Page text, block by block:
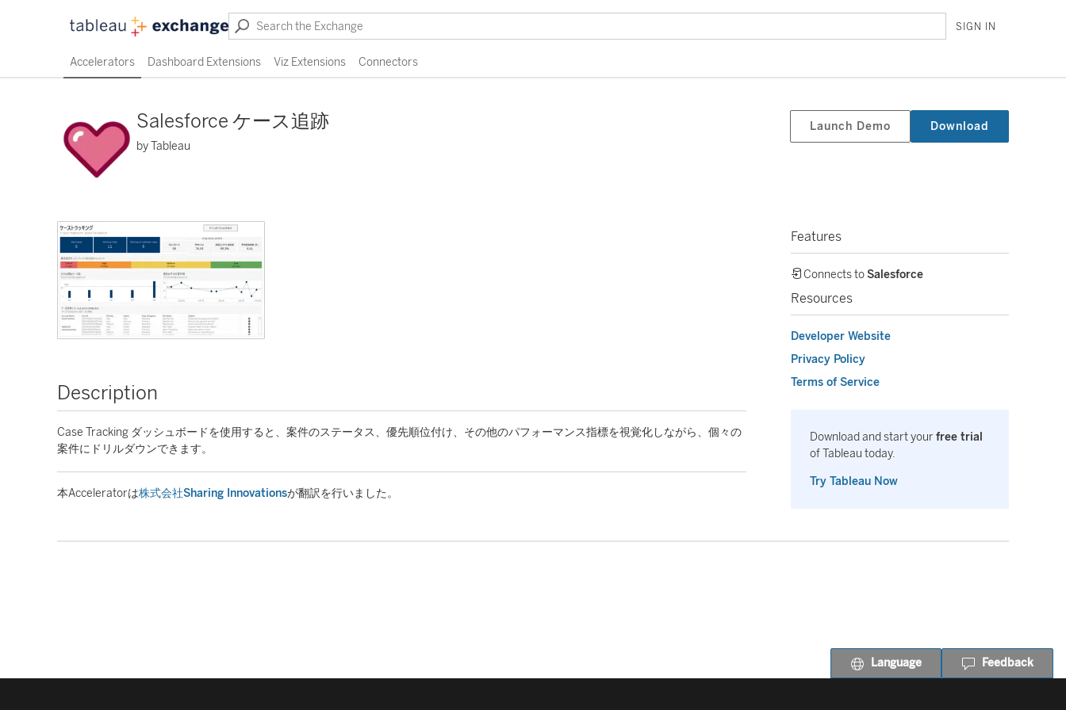
SIGN IN
Accelerators Dashboard Extensions Viz Extensions Connectors
Salesforce ケース追跡
by Tableau
Launch Demo Download
Description
Case Tracking ダッシュボードを使用すると、案件のステータス、優先順位付け、その他のパフォーマンス指標を視覚化しながら、個々の
案件にドリルダウンできます。
本Acceleratorは株式会社Sharing Innovationsが翻訳を行いました。
Features
Connects toSalesforce
Resources
Developer Website
Privacy Policy
Terms of Service
Download and start yourfree trial
of Tableau today.
Try Tableau Now
Language Feedback